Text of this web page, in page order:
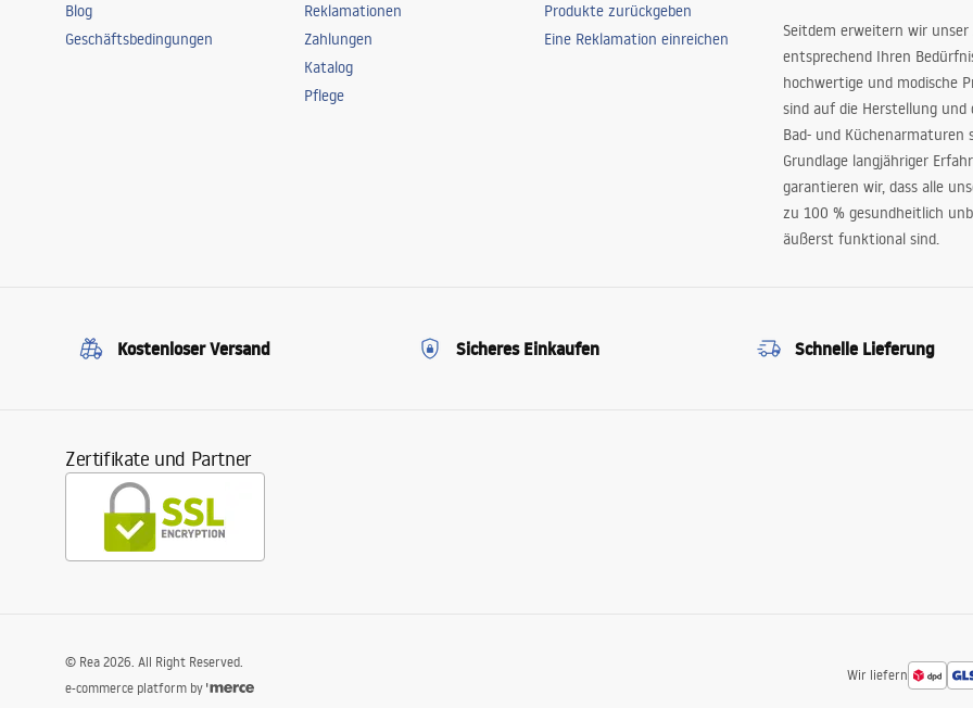
Blog
Geschäftsbedingungen
Reklamationen
Zahlungen
Katalog
Pflege
Produkte zurückgeben
Eine Reklamation einreichen
Seitdem erweitern wir unser
entsprechend Ihren
hochwertige und modische
sind auf die Herstellung und
Bad- und Küchenarmaturen
Grundlage langjähriger
garantieren wir, dass alle
zu 100 % gesundheitlich
äußerst funktional sind.
Kostenloser Versand Sicheres Einkaufen Schnelle Lieferung
Zertifikate und Partner
Wir liefern
© Rea 2026. All Right Reserved.
e-commerce platform by